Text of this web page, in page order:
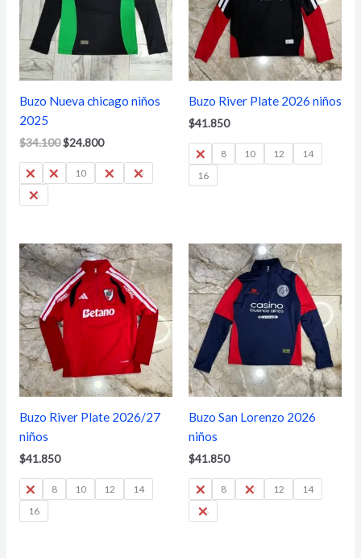
Buzo Nueva chicago niños
2025
$34.100$24.800
6 8 10 12
14
16
Buzo River Plate 2026 niños
$41.850
6 8 10 12
14
16
Buzo River Plate 2026/27
niños
$41.850
6 8 10 12
14
16
Buzo San Lorenzo 2026
niños
$41.850
6 8 10 12
14
16